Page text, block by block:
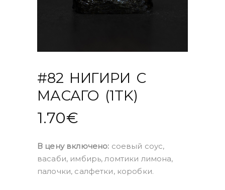
#82 НИГИРИ С
МАСАГО (1TK)
1.70€
В цену включено: соевый соус,
васаби, имбирь, ломтики лимона,
палочки, салфетки, коробки.